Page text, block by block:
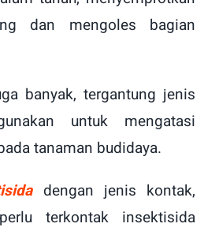
dan mengoles bagian
banyak, tergantung jenis
untuk mengatasi
tanaman budidaya.
dengan jenis kontak,
terkontak insektisida